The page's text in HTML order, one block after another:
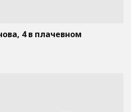
4 в плачевном